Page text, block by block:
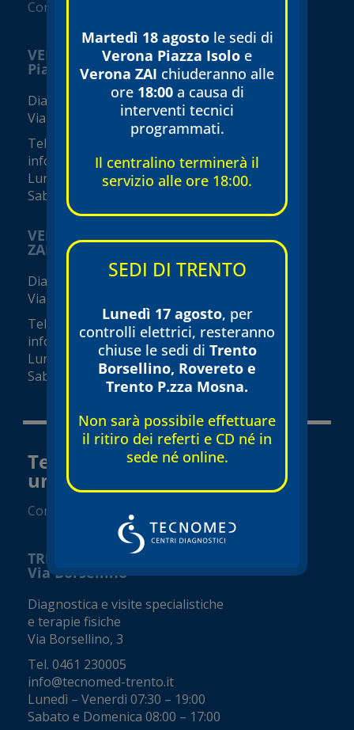
Convenzionato SSN
VERONA
Piazza Isolo
Diagnostica e visite specialistiche
Via Seghe San Tomaso, 17
Tel.
info@tecnomed-verona.it
Lunedì – Venerdì 08:00 – 19:00
Sabato 08:00 – 16:00 (orari variabili)
VERONA
ZAI - Viale del Commercio
Diagnostica e visite specialistiche
Viale del Commercio, 14 (Zai)
Tel.
045 8002248
info@tecnomed-verona.it
Lunedì – Venerdì 08:00 – 19:00
Sabato 08:00 – 18:00 (orari variabili)
Tecnomed Trento Srl a socio
unico
Convenzionato SSN
TRENTO
Via Borsellino
Diagnostica e visite specialistiche
e terapie fisiche
Via Borsellino, 3
Tel. 0461 230005
info@tecnomed-trento.it
Lunedì – Venerdì 07:30 – 19:00
Sabato e Domenica 08:00 – 17:00
Martedì 18 agostole sedi di
Verona Piazza Isolo e
Verona ZAI chiuderanno alle
ore 18:00a causa di
interventi tecnici
programmati.
Il centralino terminerà il
servizio alle ore 18:00.
SEDI DI TRENTO
Lunedì 17 agosto, per
controlli elettrici, resteranno
chiuse le sedi di Trento
Borsellino, Rovereto e
Trento P.zza Mosna.
Non sarà possibile effettuare
il ritiro dei referti e CD né in
sede né online.